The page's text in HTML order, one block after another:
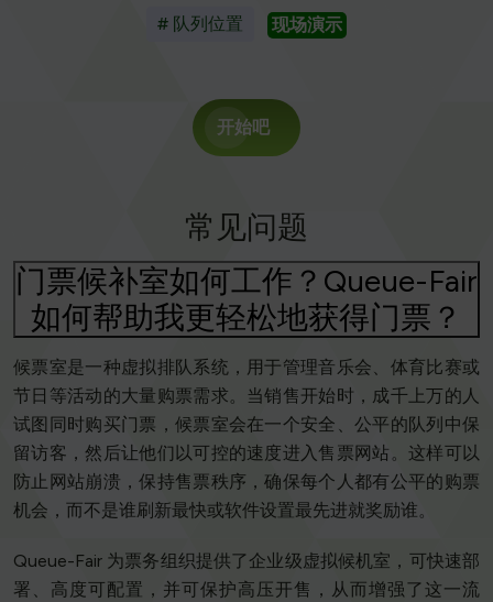
# 队列位置 现场演示
开始吧
常见问题
门票候补室如何工作？Queue-Fair
如何帮助我更轻松地获得门票？
候票室是一种虚拟排队系统，用于管理音乐会、体育比赛或
节日等活动的大量购票需求。当销售开始时，成千上万的人
试图同时购买门票，候票室会在一个安全、公平的队列中保
留访客，然后让他们以可控的速度进入售票网站。这样可以
防止网站崩溃，保持售票秩序，确保每个人都有公平的购票
机会，而不是谁刷新最快或软件设置最先进就奖励谁。
Queue-Fair 为票务组织提供了企业级虚拟候机室，可快速部
署、高度可配置，并可保护高压开售，从而增强了这一流